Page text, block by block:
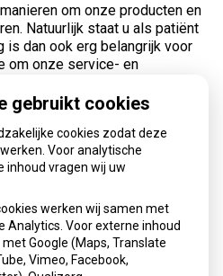
om onze producten en
Natuurlijk staat u als patiënt
is dan ook erg belangrijk voor
om onze service- en
Dan horen we dat graag van
nu?
Wij vinden het belangrijk
bent. Bespreek de klacht
of met de apotheker.
en gaan direct aan de
u op te lossen. Komen we er
lezen wat u vervolgens
gebruikt cookies
cookies zodat deze
Voor analytische
inhoud vragen wij uw
werken wij samen met
Analytics. Voor externe inhoud
Google (Maps, Translate
Vimeo, Facebook,